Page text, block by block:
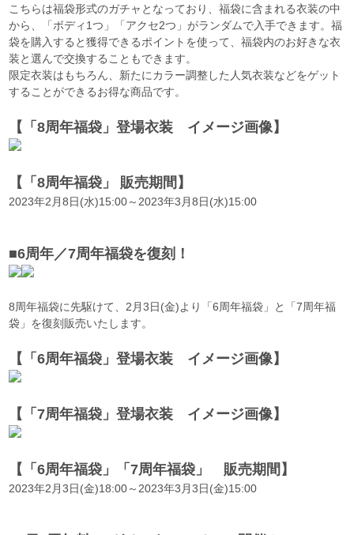
こちらは福袋形式のガチャとなっており、福袋に含まれる衣装の中
から、「ボディ1つ」「アクセ2つ」がランダムで入手できます。福
袋を購入すると獲得できるポイントを使って、福袋内のお好きな衣
装と選んで交換することもできます。
限定衣装はもちろん、新たにカラー調整した人気衣装などをゲット
することができるお得な商品です。
【「8周年福袋」登場衣装 イメージ画像】
【「8周年福袋」 販売期間】
2023年2月8日(水)15:00～2023年3月8日(水)15:00
■6周年／7周年福袋を復刻！
8周年福袋に先駆けて、2月3日(金)より「6周年福袋」と「7周年福
袋」を復刻販売いたします。
【「6周年福袋」登場衣装 イメージ画像】
【「7周年福袋」登場衣装 イメージ画像】
【「6周年福袋」「7周年福袋」 販売期間】
2023年2月3日(金)18:00～2023年3月3日(金)15:00